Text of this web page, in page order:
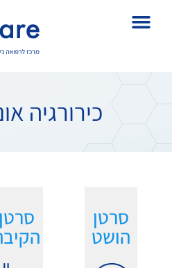
כירורגיה
סרטן
הושט
סרטן